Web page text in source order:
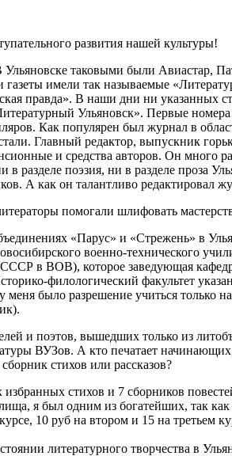
развития нашей культуры!
таковыми были Авиастар,
имели так называемые
правда». В наши дни ни указанных
Ульяновск». Первые
Как популярен был журнал в
Главный редактор, выпускник
и средства авторов. Он много
разделе поэзия, ни в разделе проза
А как он талантливо редактировал
помогали шлифовать
«Парус» и «Стрежень» в
военно-технического
в ВОВ), которое заведующая
филологический факультет
было разрешение учиться только
и поэтов, вышедших только из
ВУЗов. А кто печатает
стихов или рассказов?
стихов и 7 сборников
я был одним из богатейших, так
10 руб на втором и 15 на третьем
литературного творчества в